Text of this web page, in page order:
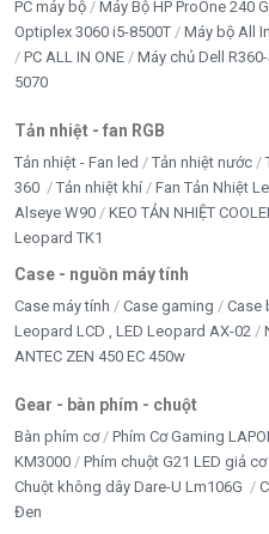
Bước 2: Thiết lập
Chọn ngôn ngữ, múi giờ
Đăng nhập tài khoản
Bước 3: Kiểm tra phần
Kiểm tra RAM, SSD trong
Kiểm tra màn hình, bàn
Bước 4: Cài phần mềm
Office, trình duyệt Chrome/
Phần mềm học tập, bán
PC máy bộ Máy Bộ HP ProOne 240
Optiplex 3060 i5-8500T
Máy bộ All
PC ALL IN ONE
Máy chủ Dell
5070
Tản nhiệt - fan RGB
Tản nhiệt - Fan led Tản nhiệt nước
360
Tản nhiệt khí Fan Tản Nhiệt
Alseye W90
KEO TẢN NHIỆT
Leopard TK1
Case - nguồn máy tính
Case máy tính Case gaming Case
Leopard LCD , LED Leopard AX-02
ANTEC ZEN 450 EC 450w
Gear - bàn phím - chuột
Bàn phím cơ Phím Cơ Gaming
KM3000
Phím chuột G21 LED giả cơ
Chuột không dây Dare-U Lm106G
Đen